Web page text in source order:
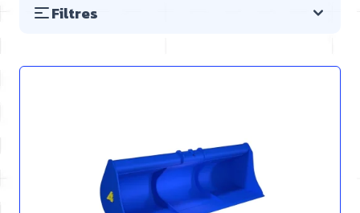
Filtres